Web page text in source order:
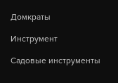
Домкраты
Инструмент
Садовые инструменты